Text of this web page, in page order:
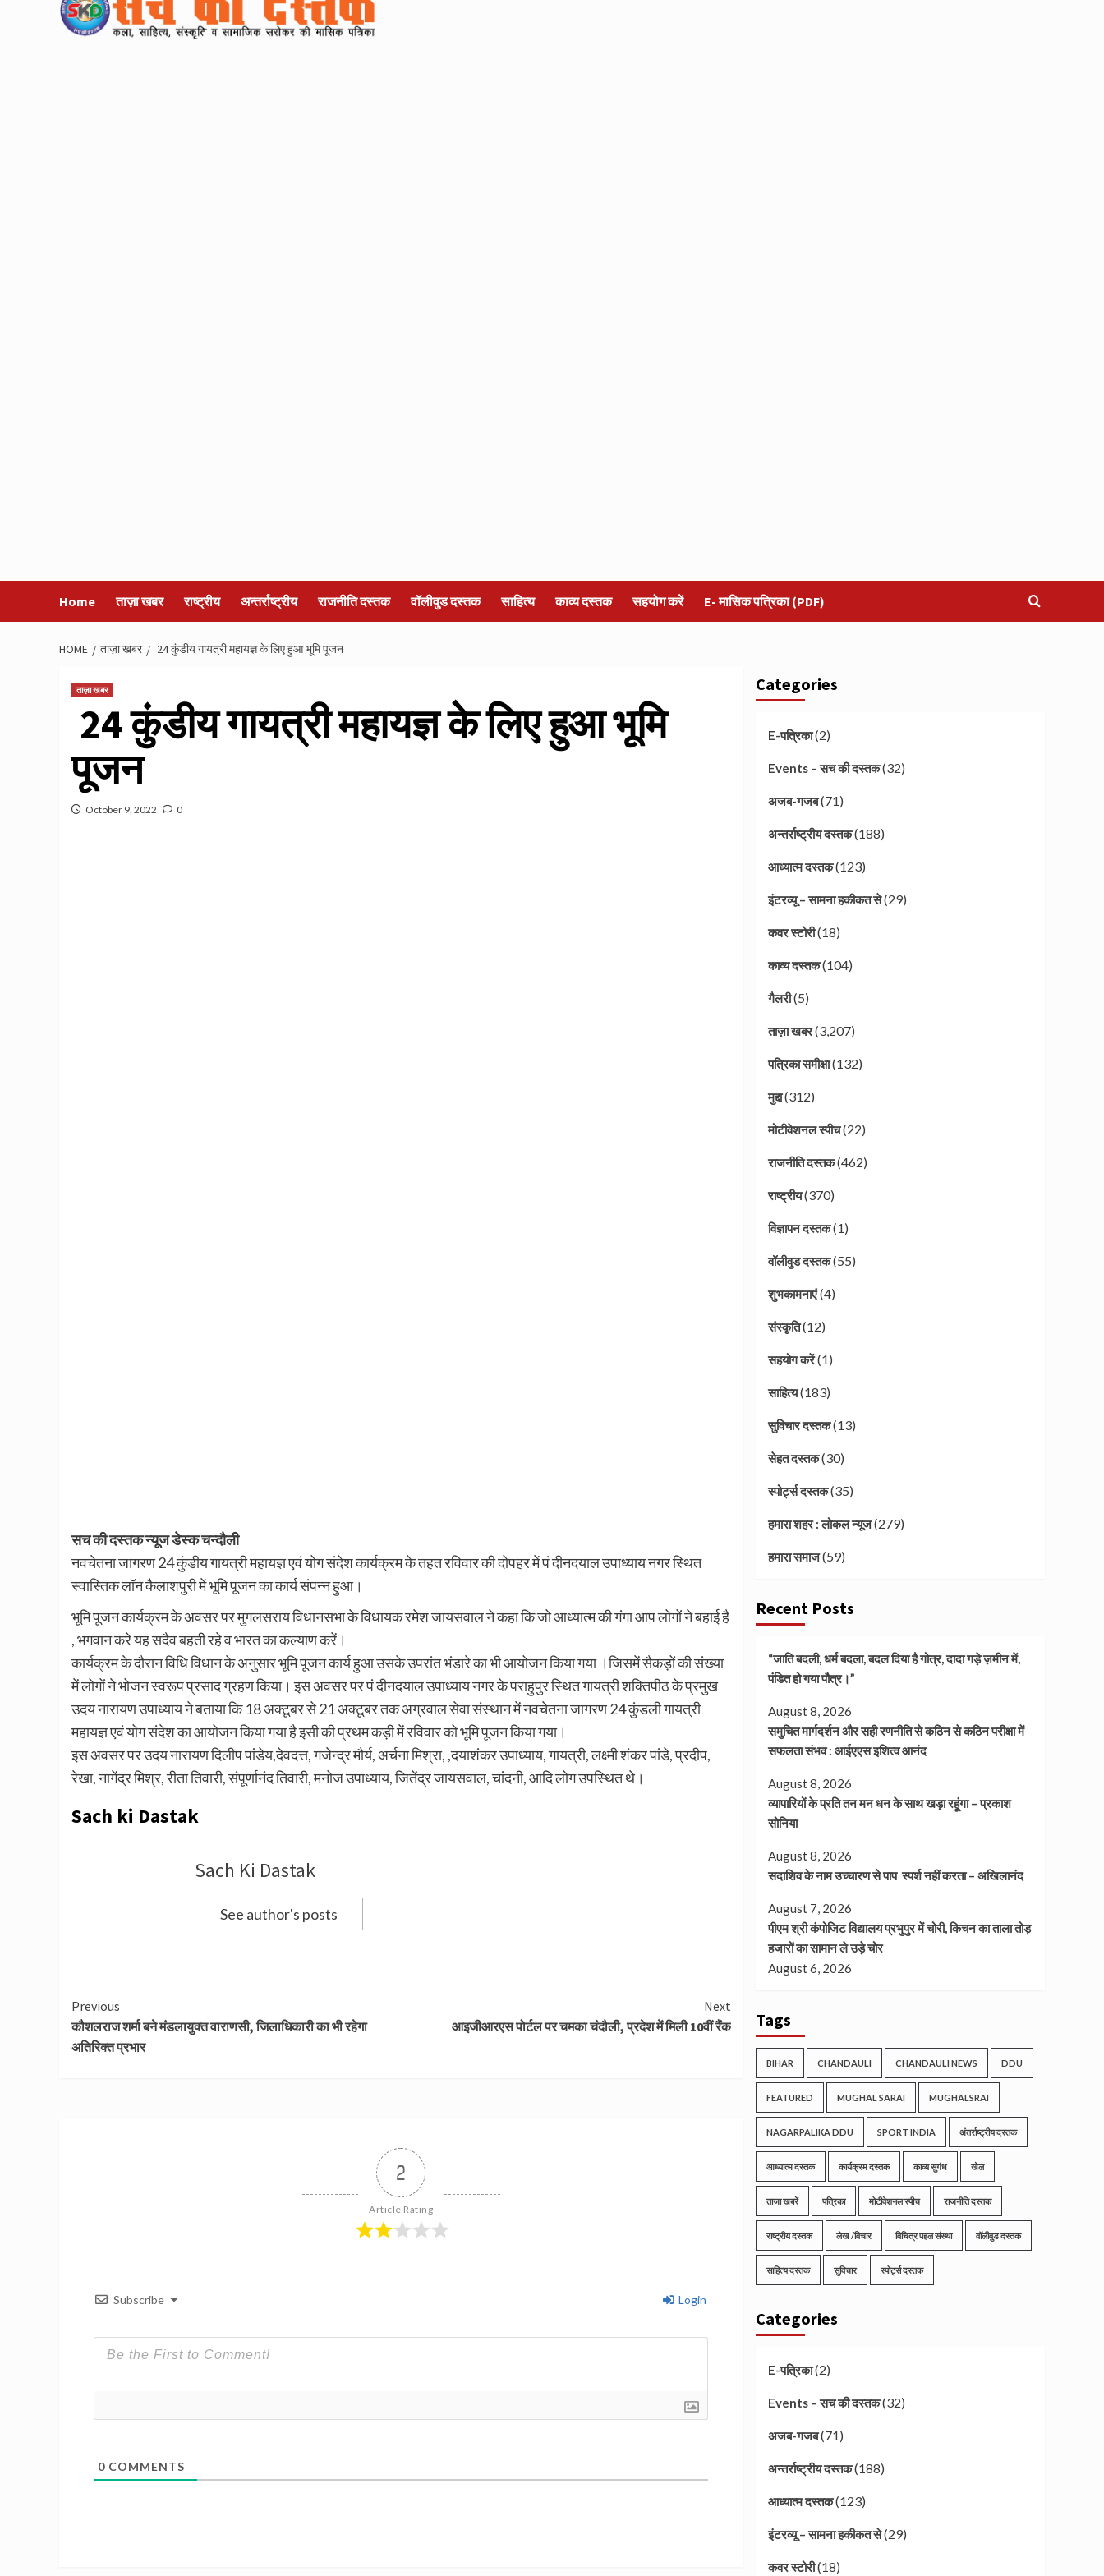
Home ताज़ा खबर राष्ट्रीय अन्तर्राष्ट्रीय राजनीति दस्तक वॉलीवुड दस्तक साहित्य काव्य दस्तक सहयोग करें E- मासिक पत्रिका (PDF)
HOME ताज़ा खबर 24 कुंडीय गायत्री महायज्ञ के लिए हुआ भूमि पूजन
ताज़ा खबर
24 कुंडीय गायत्री महायज्ञ के लिए हुआ भूमि
पूजन
October 9, 2022 0
सच की दस्तक न्यूज डेस्क चन्दौली
नवचेतना जागरण 24 कुंडीय गायत्री महायज्ञ एवं योग संदेश कार्यक्रम के तहत रविवार की दोपहर में पं दीनदयाल उपाध्याय नगर स्थित
स्वास्तिक लॉन कैलाशपुरी में भूमि पूजन का कार्य संपन्न हुआ।
भूमि पूजन कार्यक्रम के अवसर पर मुगलसराय विधानसभा के विधायक रमेश जायसवाल ने कहा कि जो आध्यात्म की गंगा आप लोगों ने बहाई है
, भगवान करे यह सदैव बहती रहे व भारत का कल्याण करें।
कार्यक्रम के दौरान विधि विधान के अनुसार भूमि पूजन कार्य हुआ उसके उपरांत भंडारे का भी आयोजन किया गया ।जिसमें सैकड़ों की संख्या
में लोगों ने भोजन स्वरूप प्रसाद ग्रहण किया। इस अवसर पर पं दीनदयाल उपाध्याय नगर के पराहुपुर स्थित गायत्री शक्तिपीठ के प्रमुख
उदय नारायण उपाध्याय ने बताया कि 18 अक्टूबर से 21 अक्टूबर तक अग्रवाल सेवा संस्थान में नवचेतना जागरण 24 कुंडली गायत्री
महायज्ञ एवं योग संदेश का आयोजन किया गया है इसी की प्रथम कड़ी में रविवार को भूमि पूजन किया गया।
इस अवसर पर उदय नारायण दिलीप पांडेय,देवदत्त, गजेन्द्र मौर्य, अर्चना मिश्रा, ,दयाशंकर उपाध्याय, गायत्री, लक्ष्मी शंकर पांडे, प्रदीप,
रेखा, नागेंद्र मिश्र, रीता तिवारी, संपूर्णानंद तिवारी, मनोज उपाध्याय, जितेंद्र जायसवाल, चांदनी, आदि लोग उपस्थित थे।
Sach ki Dastak
Sach Ki Dastak
See author's posts
Continue
Reading
Previous
कौशलराज शर्मा बने मंडलायुक्‍त वाराणसी, जिलाधिकारी का भी रहेगा
अतिरिक्‍त प्रभार
Next
आइजीआरएस पोर्टल पर चमका चंदौली, प्रदेश में मिली 10वीं रैंक
2
Article Rating
Subscribe Login
0 COMMENTS
Categories
E-पत्रिका(2)
Events – सच की दस्तक(32)
अजब-गजब(71)
अन्तर्राष्ट्रीय दस्तक(188)
आध्यात्म दस्तक(123)
इंटरव्यू – सामना हकीकत से(29)
कवर स्टोरी(18)
काव्य दस्तक(104)
गैलरी(5)
ताज़ा खबर(3,207)
पत्रिका समीक्षा(132)
मुद्दा(312)
मोटीवेशनल स्पीच(22)
राजनीति दस्तक(462)
राष्ट्रीय(370)
विज्ञापन दस्तक(1)
वॉलीवुड दस्तक(55)
शुभकामनाएं(4)
संस्कृति(12)
सहयोग करें(1)
साहित्य(183)
सुविचार दस्तक(13)
सेहत दस्तक(30)
स्पोर्ट्स दस्तक(35)
हमारा शहर : लोकल न्यूज(279)
हमारा समाज(59)
Recent Posts
“जाति बदली, धर्म बदला, बदल दिया है गोत्र, दादा गड़े ज़मीन में,
पंडित हो गया पौत्र।”
August 8, 2026
समुचित मार्गदर्शन और सही रणनीति से कठिन से कठिन परीक्षा में
सफलता संभव : आईएएस इशित्व आनंद
August 8, 2026
व्यापारियों के प्रति तन मन धन के साथ खड़ा रहूंगा – प्रकाश
सोनिया
August 8, 2026
सदाशिव के नाम उच्चारण से पाप स्पर्श नहीं करता – अखिलानंद
August 7, 2026
पीएम श्री कंपोजिट विद्यालय प्रभुपुर में चोरी, किचन का ताला तोड़
हजारों का सामान ले उड़े चोर
August 6, 2026
Tags
BIHAR CHANDAULI CHANDAULI NEWS DDU
FEATURED MUGHAL SARAI MUGHALSRAI
NAGARPALIKA DDU SPORT INDIA अंतर्राष्ट्रीय दस्तक
आध्यात्म दस्तक कार्यक्रम दस्तक काव्य सुगंध खेल
ताजा खबरें पत्रिका मोटीवेशनल स्पीच राजनीति दस्तक
राष्ट्रीय दस्तक लेख /विचार विचित्र पहल संस्था वॉलीवुड दस्तक
साहित्य दस्तक सुविचार स्पोर्ट्स दस्तक
Categories
E-पत्रिका(2)
Events – सच की दस्तक(32)
अजब-गजब(71)
अन्तर्राष्ट्रीय दस्तक(188)
आध्यात्म दस्तक(123)
इंटरव्यू – सामना हकीकत से(29)
कवर स्टोरी(18)